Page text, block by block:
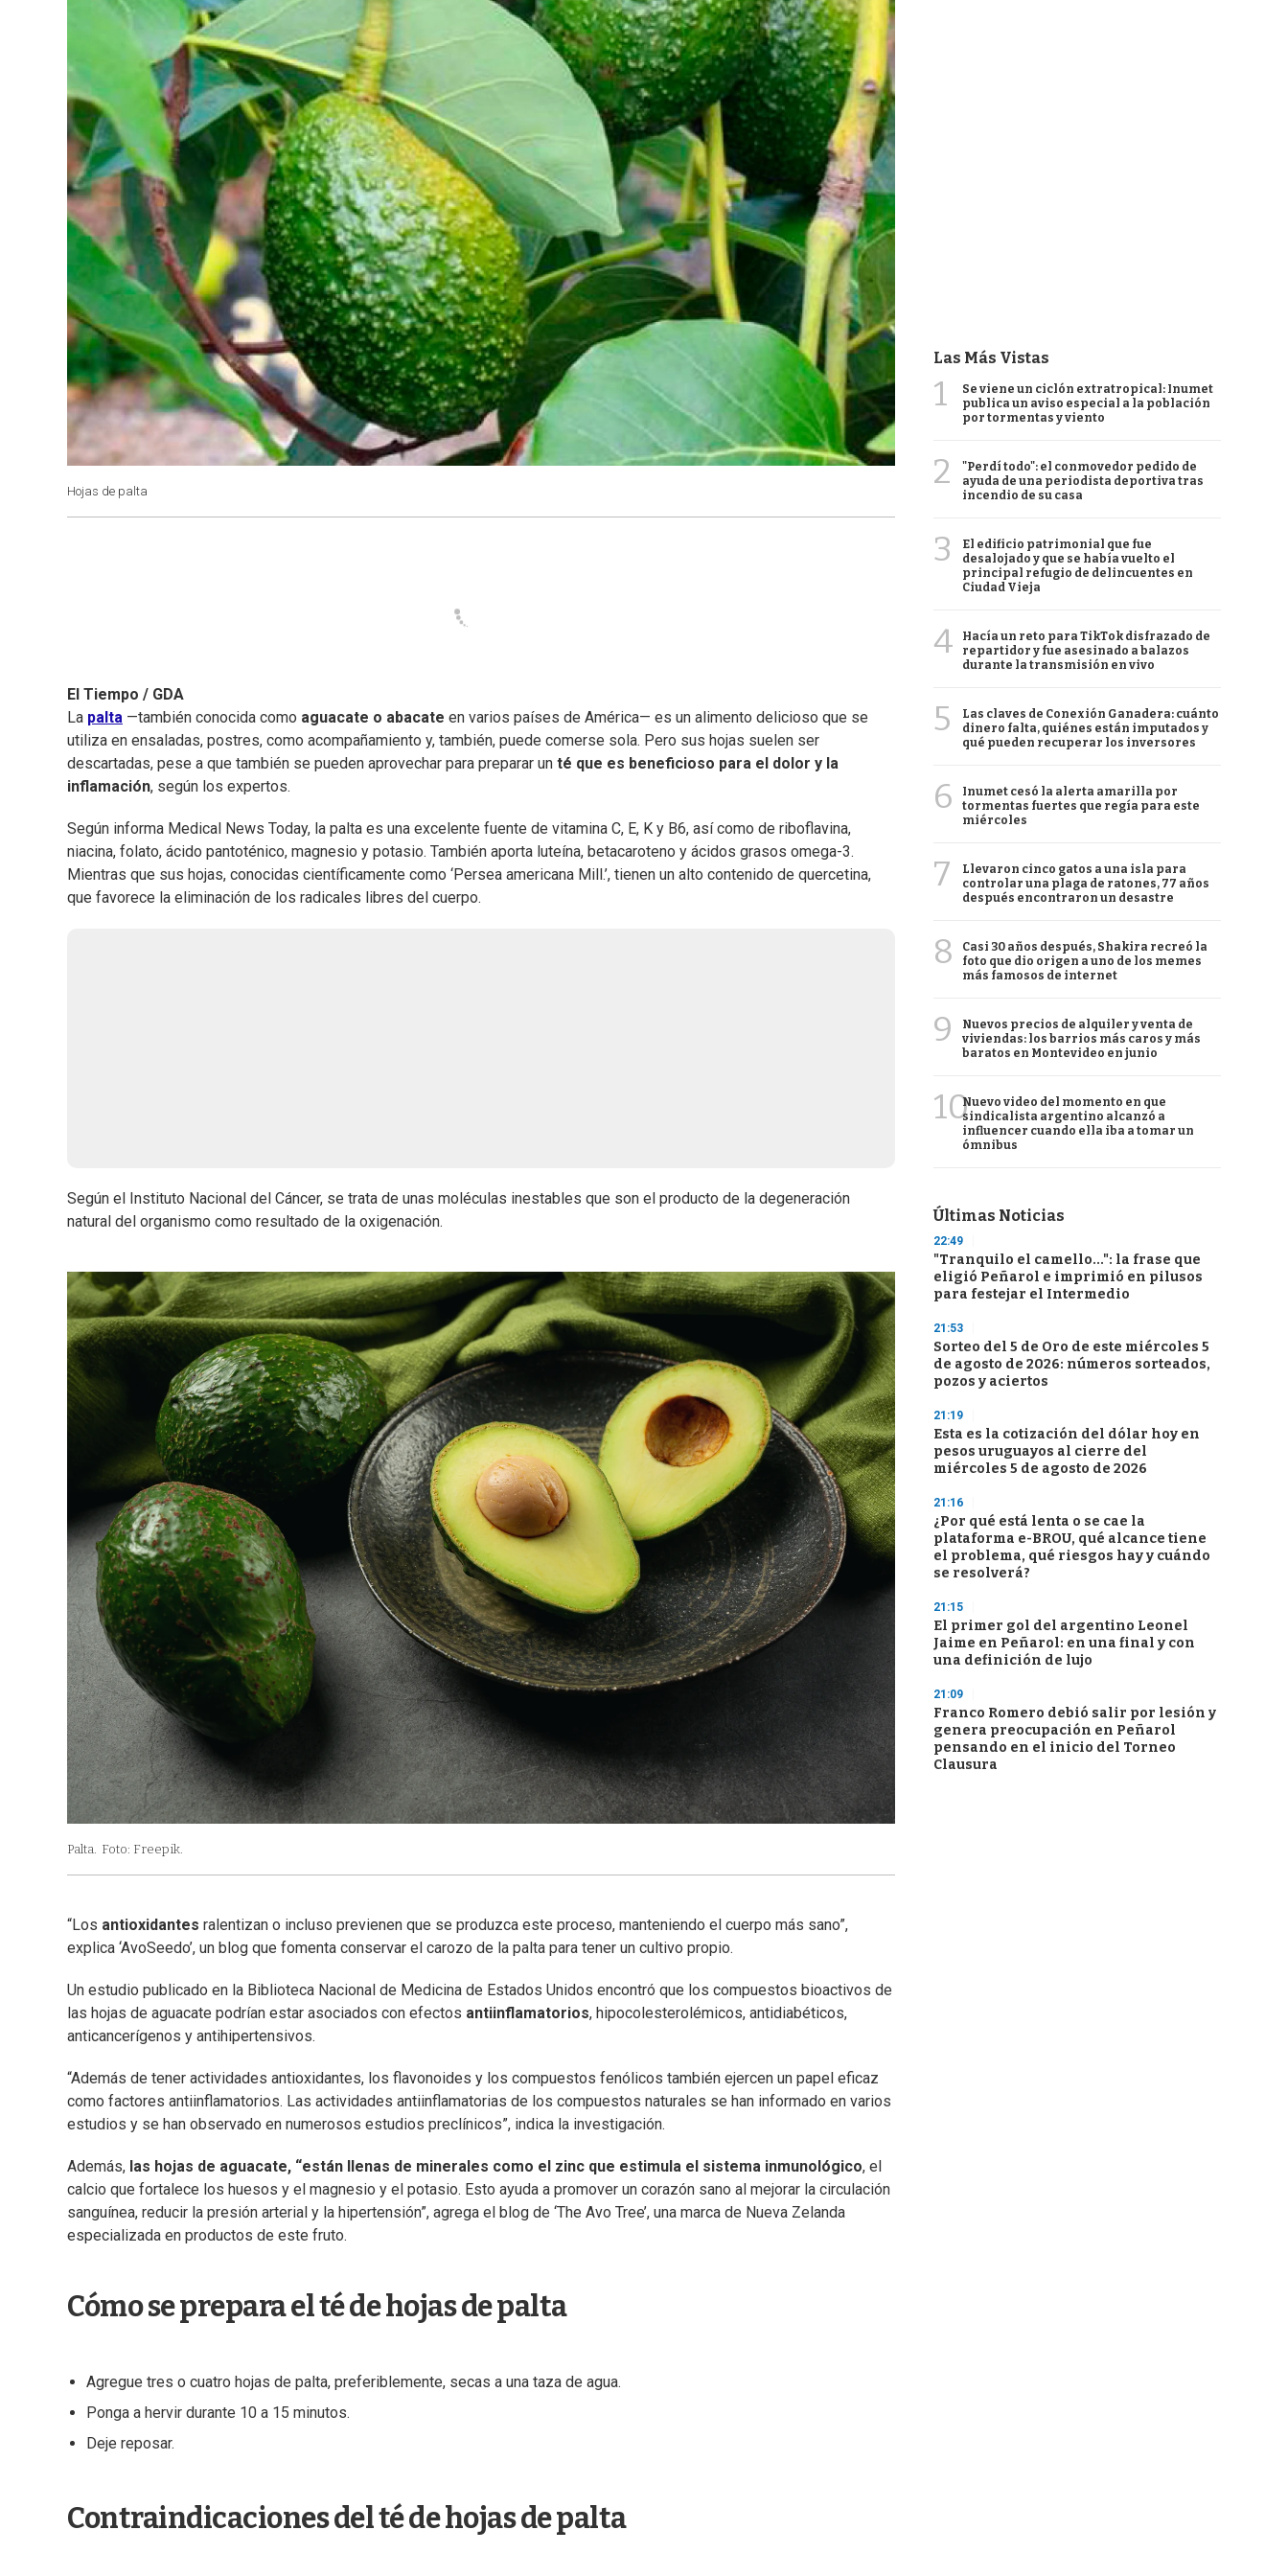
Hojas de palta
El Tiempo / GDA
La palta —también conocida como aguacate o abacate en varios países de América— es un alimento delicioso que se
utiliza en ensaladas, postres, como acompañamiento y, también, puede comerse sola. Pero sus hojas suelen ser
descartadas, pese a que también se pueden aprovechar para preparar un té que es beneficioso para el dolor y la
inflamación, según los expertos.
Según informa Medical News Today, la palta es una excelente fuente de vitamina C, E, K y B6, así como de riboflavina,
niacina, folato, ácido pantoténico, magnesio y potasio. También aporta luteína, betacaroteno y ácidos grasos omega-3.
Mientras que sus hojas, conocidas científicamente como ‘Persea americana Mill.’, tienen un alto contenido de quercetina,
que favorece la eliminación de los radicales libres del cuerpo.
Según el Instituto Nacional del Cáncer, se trata de unas moléculas inestables que son el producto de la degeneración
natural del organismo como resultado de la oxigenación.
Palta. Foto: Freepik.
“Los antioxidantes ralentizan o incluso previenen que se produzca este proceso, manteniendo el cuerpo más sano”,
explica ‘AvoSeedo’, un blog que fomenta conservar el carozo de la palta para tener un cultivo propio.
Un estudio publicado en la Biblioteca Nacional de Medicina de Estados Unidos encontró que los compuestos bioactivos de
las hojas de aguacate podrían estar asociados con efectos antiinflamatorios, hipocolesterolémicos, antidiabéticos,
anticancerígenos y antihipertensivos.
“Además de tener actividades antioxidantes, los flavonoides y los compuestos fenólicos también ejercen un papel eficaz
como factores antiinflamatorios. Las actividades antiinflamatorias de los compuestos naturales se han informado en varios
estudios y se han observado en numerosos estudios preclínicos”, indica la investigación.
Además, las hojas de aguacate, “están llenas de minerales como el zinc que estimula el sistema inmunológico, el
calcio que fortalece los huesos y el magnesio y el potasio. Esto ayuda a promover un corazón sano al mejorar la circulación
sanguínea, reducir la presión arterial y la hipertensión”, agrega el blog de ‘The Avo Tree’, una marca de Nueva Zelanda
especializada en productos de este fruto.
Cómo se prepara el té de hojas de palta
Agregue tres o cuatro hojas de palta, preferiblemente, secas a una taza de agua.
Ponga a hervir durante 10 a 15 minutos.
Deje reposar.
Contraindicaciones del té de hojas de palta
Las Más Vistas
1
Se viene un ciclón extratropical: Inumet
publica un aviso especial a la población
por tormentas y viento
2
"Perdí todo": el conmovedor pedido de
ayuda de una periodista deportiva tras
incendio de su casa
3
El edificio patrimonial que fue
desalojado y que se había vuelto el
principal refugio de delincuentes en
Ciudad Vieja
4
Hacía un reto para TikTok disfrazado de
repartidor y fue asesinado a balazos
durante la transmisión en vivo
5
Las claves de Conexión Ganadera: cuánto
dinero falta, quiénes están imputados y
qué pueden recuperar los inversores
6
Inumet cesó la alerta amarilla por
tormentas fuertes que regía para este
miércoles
7
Llevaron cinco gatos a una isla para
controlar una plaga de ratones, 77 años
después encontraron un desastre
8
Casi 30 años después, Shakira recreó la
foto que dio origen a uno de los memes
más famosos de internet
9
Nuevos precios de alquiler y venta de
viviendas: los barrios más caros y más
baratos en Montevideo en junio
10Nuevo video del momento en que
sindicalista argentino alcanzó a
influencer cuando ella iba a tomar un
ómnibus
Últimas Noticias
22:49
"Tranquilo el camello...": la frase que
eligió Peñarol e imprimió en pilusos
para festejar el Intermedio
21:53
Sorteo del 5 de Oro de este miércoles 5
de agosto de 2026: números sorteados,
pozos y aciertos
21:19
Esta es la cotización del dólar hoy en
pesos uruguayos al cierre del
miércoles 5 de agosto de 2026
21:16
¿Por qué está lenta o se cae la
plataforma e-BROU, qué alcance tiene
el problema, qué riesgos hay y cuándo
se resolverá?
21:15
El primer gol del argentino Leonel
Jaime en Peñarol: en una final y con
una definición de lujo
21:09
Franco Romero debió salir por lesión y
genera preocupación en Peñarol
pensando en el inicio del Torneo
Clausura